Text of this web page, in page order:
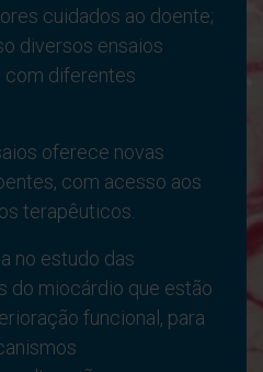
cuidados ao doente;
diversos ensaios
com diferentes
oferece novas
com acesso aos
terapêuticos.
no estudo das
do miocárdio que estão
funcional, para